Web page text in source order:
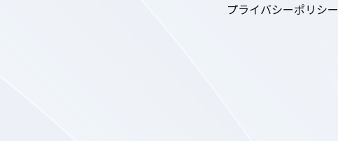
プライバシーポリシー